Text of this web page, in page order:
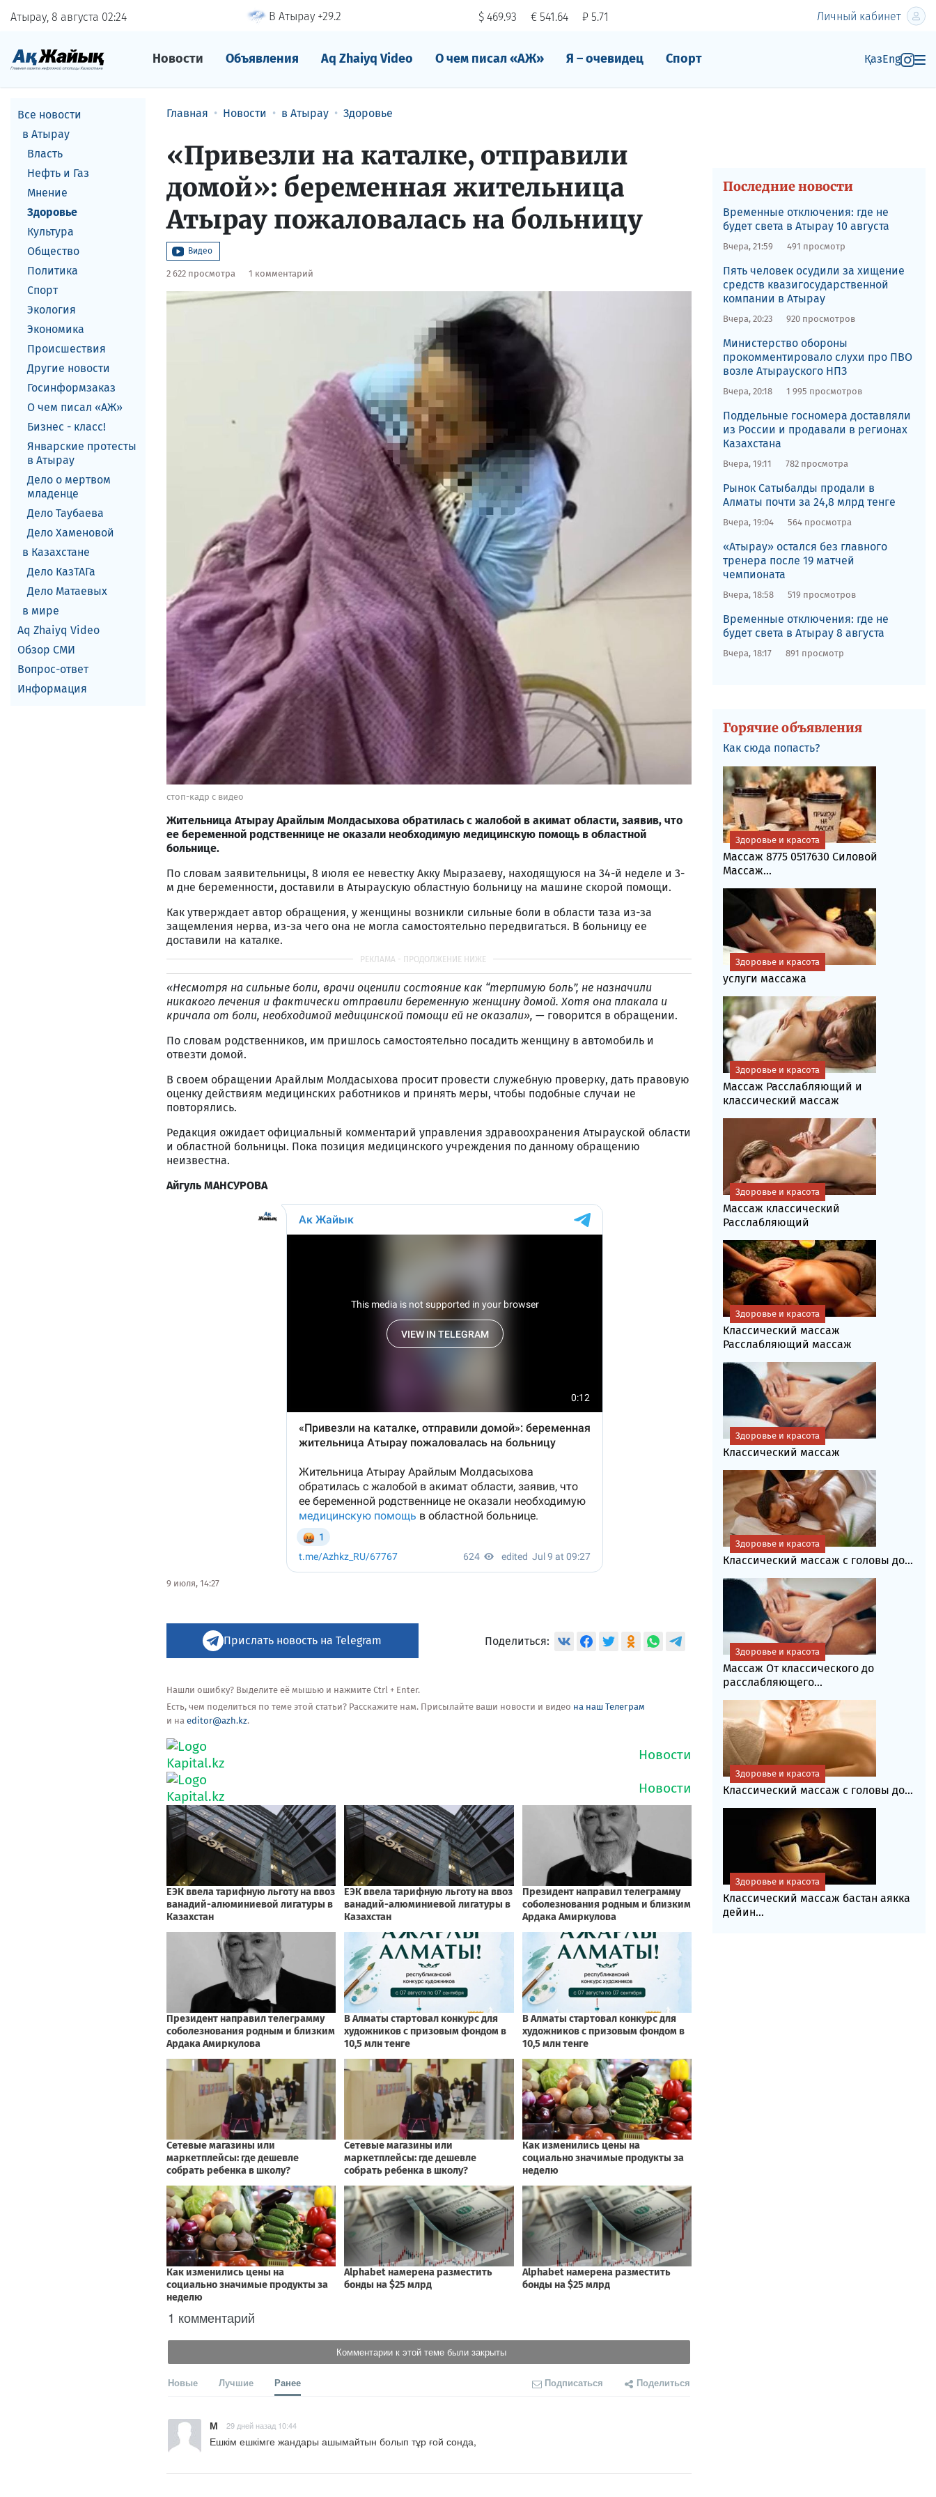
Атырау, 8 августа 02 24 В Атырау +29.2 $ 469.93 € 541.64 ₽ 5.71 Личный кабинет
Новости Объявления Aq Zhaiyq Video О чем писал «АЖ» Я – очевидец Спорт ҚазEng
Все новости
в Атырау
Власть
Нефть и Газ
Мнение
Здоровье
Культура
Общество
Политика
Спорт
Экология
Экономика
Происшествия
Другие новости
Госинформзаказ
О чем писал «АЖ»
Бизнес - класс!
Январские протесты
в Атырау
Дело о мертвом
младенце
Дело Таубаева
Дело Хаменовой
в Казахстане
Дело КазТАГа
Дело Матаевых
в мире
Aq Zhaiyq Video
Обзор СМИ
Вопрос-ответ
Информация
Главная Новости в Атырау Здоровье
«Привезли на каталке, отправили
домой»: беременная жительница
Атырау пожаловалась на больницу
Видео
2 622 просмотра 1 комментарий
стоп-кадр с видео
Жительница Атырау Арайлым Молдасыхова обратилась с жалобой в акимат области, заявив, что
ее беременной родственнице не оказали необходимую медицинскую помощь в областной
больнице.
По словам заявительницы, 8 июля ее невестку Акку Мыразаеву, находящуюся на 34-й неделе и 3-
м дне беременности, доставили в Атыраускую областную больницу на машине скорой помощи.
Как утверждает автор обращения, у женщины возникли сильные боли в области таза из-за
защемления нерва, из-за чего она не могла самостоятельно передвигаться. В больницу ее
доставили на каталке.
«Несмотря на сильные боли, врачи оценили состояние как “терпимую боль”, не назначили
никакого лечения и фактически отправили беременную женщину домой. Хотя она плакала и
кричала от боли, необходимой медицинской помощи ей не оказали», — говорится в обращении.
По словам родственников, им пришлось самостоятельно посадить женщину в автомобиль и
отвезти домой.
В своем обращении Арайлым Молдасыхова просит провести служебную проверку, дать правовую
оценку действиям медицинских работников и принять меры, чтобы подобные случаи не
повторялись.
Редакция ожидает официальный комментарий управления здравоохранения Атырауской области
и областной больницы. Пока позиция медицинского учреждения по данному обращению
неизвестна.
Айгуль МАНСУРОВА
9 июля, 14:27
Прислать новость на Telegram Поделиться:
Нашли ошибку? Выделите её мышью и нажмите Ctrl + Enter.
Есть, чем поделиться по теме этой статьи? Расскажите нам. Присылайте ваши новости и видео на наш Телеграм
и на editor@azh.kz.
1 комментарий
Комментарии к этой теме были закрыты
Новые Лучшие Ранее Подписаться Поделиться
М 29 дней назад 10:44
Ешкім ешкімге жандары ашымайтын болып тұр ғой сонда,
Последние новости
Временные отключения: где не
будет света в Атырау 10 августа
Вчера, 21:59 491 просмотр
Пять человек осудили за хищение
средств квазигосударственной
компании в Атырау
Вчера, 20:23 920 просмотров
​Министерство обороны
прокомментировало слухи про ПВО
возле Атырауского НПЗ
Вчера, 20:18 1 995 просмотров
Поддельные госномера доставляли
из России и продавали в регионах
Казахстана
Вчера, 19:11 782 просмотра
Рынок Сатыбалды продали в
Алматы почти за 24,8 млрд тенге
Вчера, 19:04 564 просмотра
«Атырау» остался без главного
тренера после 19 матчей
чемпионата
Вчера, 18:58 519 просмотров
Временные отключения: где не
будет света в Атырау 8 августа
Вчера, 18:17 891 просмотр
Горячие объявления
Как сюда попасть?
Массаж 8775 0517630 Силовой
Массаж...
Здоровье и красота
услуги массажа
Здоровье и красота
Массаж Расслабляющий и
классический массаж
Здоровье и красота
Массаж классический
Расслабляющий
Здоровье и красота
Классический массаж
Расслабляющий массаж
Здоровье и красота
Классический массаж
Здоровье и красота
Классический массаж с головы до...
Здоровье и красота
Массаж От классического до
расслабляющего...
Здоровье и красота
Классический массаж с головы до...
Здоровье и красота
Классический массаж бастан аякка
дейин...
Здоровье и красота